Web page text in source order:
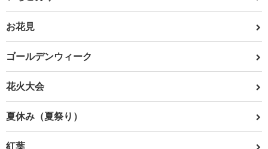
お花見
ゴールデンウィーク
花火大会
夏休み（夏祭り）
紅葉